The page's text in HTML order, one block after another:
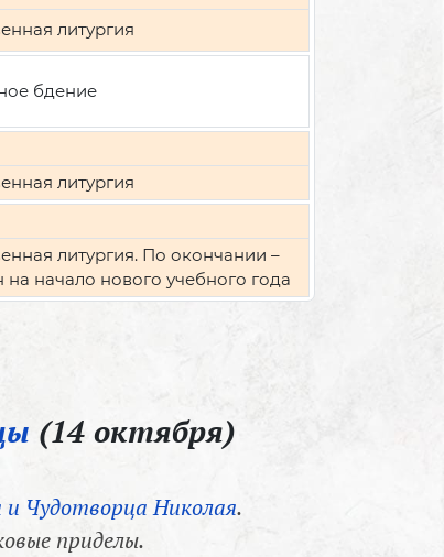
литургия
бдение
литургия
литургия. По окончании –
на начало нового учебного года
(14 октября)
Чудотворца Николая.
приделы.